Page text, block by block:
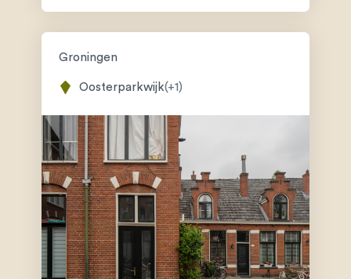
Groningen
Oosterparkwijk(+1)